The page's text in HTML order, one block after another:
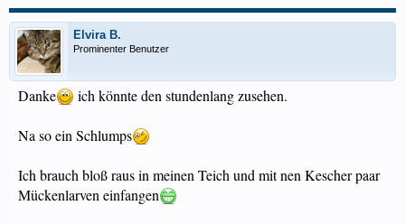
Elvira B.
Prominenter Benutzer
Danke ich könnte den stundenlang zusehen.
Na so ein Schlumps
Ich brauch bloß raus in meinen Teich und mit nen Kescher paar
Mückenlarven einfangen